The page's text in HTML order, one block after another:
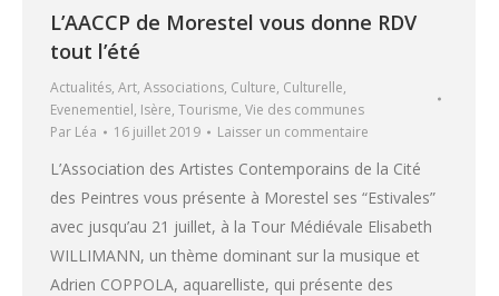
L’AACCP de Morestel vous donne RDV
tout l’été
Actualités, Art, Associations, Culture, Culturelle,
Evenementiel, Isère, Tourisme, Vie des communes
Par Léa 16 juillet 2019 Laisser un commentaire
L’Association des Artistes Contemporains de la Cité
des Peintres vous présente à Morestel ses “Estivales”
avec jusqu’au 21 juillet, à la Tour Médiévale Elisabeth
WILLIMANN, un thème dominant sur la musique et
Adrien COPPOLA, aquarelliste, qui présente des